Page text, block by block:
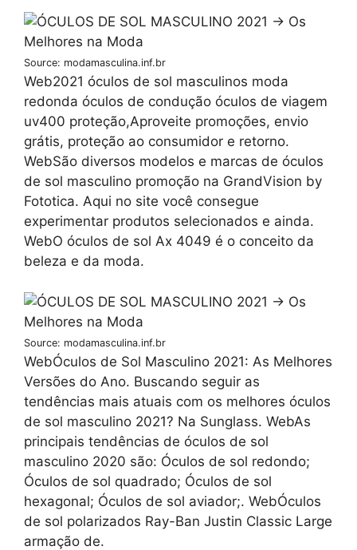
Source: modamasculina.inf.br
Web2021 óculos de sol masculinos moda
redonda óculos de condução óculos de viagem
uv400 proteção,Aproveite promoções, envio
grátis, proteção ao consumidor e retorno.
WebSão diversos modelos e marcas de óculos
de sol masculino promoção na GrandVision by
Fototica. Aqui no site você consegue
experimentar produtos selecionados e ainda.
WebO óculos de sol Ax 4049 é o conceito da
beleza e da moda.
Source: modamasculina.inf.br
WebÓculos de Sol Masculino 2021: As Melhores
Versões do Ano. Buscando seguir as
tendências mais atuais com os melhores óculos
de sol masculino 2021? Na Sunglass. WebAs
principais tendências de óculos de sol
masculino 2020 são: Óculos de sol redondo;
Óculos de sol quadrado; Óculos de sol
hexagonal; Óculos de sol aviador;. WebÓculos
de sol polarizados Ray-Ban Justin Classic Large
armação de.